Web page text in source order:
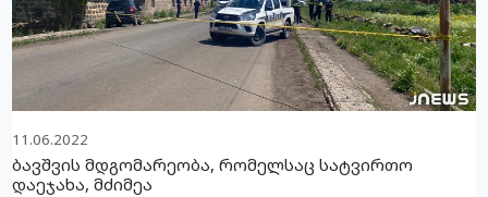
11.06.2022
ბავშვის მდგომარეობა, რომელსაც სატვირთო
დაეჯახა, მძიმეა